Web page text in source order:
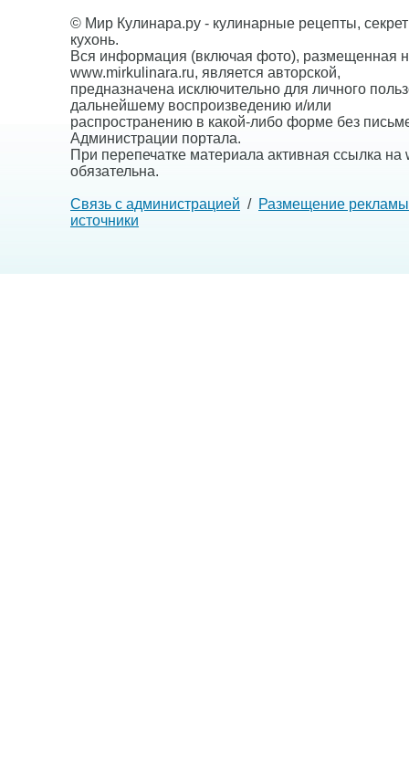
© Мир Кулинара.ру - кулинарные рецепты,
кухонь.
Вся информация (включая фото), размещенная
www.mirkulinara.ru, является авторской,
предназначена исключительно для личного
дальнейшему воспроизведению и/или
распространению в какой-либо форме без
Администрации портала.
При перепечатке материала активная ссылка на
обязательна.
Связь с администрацией / Размещение рекламы
источники